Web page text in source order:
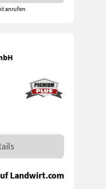
anrufen
Landwirt.com